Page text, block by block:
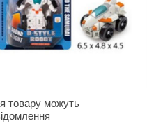
товару можуть